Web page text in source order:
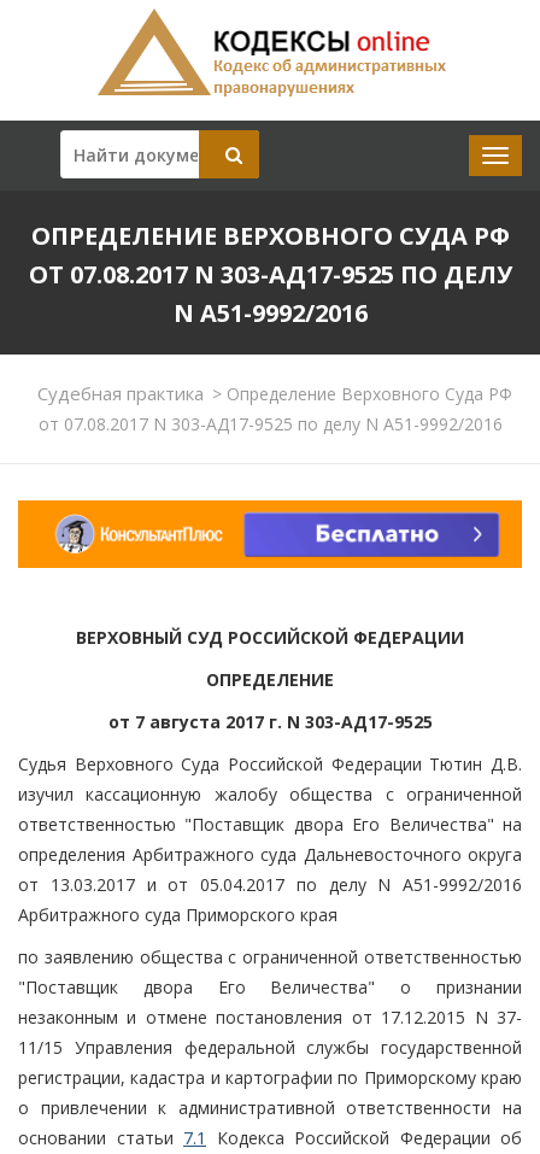
ОПРЕДЕЛЕНИЕ ВЕРХОВНОГО СУДА РФ
ОТ 07.08.2017 N 303-АД17-9525 ПО ДЕЛУ
N А51-9992/2016
Судебная практика >Определение Верховного Суда РФ
от 07.08.2017 N 303-АД17-9525 по делу N А51-9992/2016
ВЕРХОВНЫЙ СУД РОССИЙСКОЙ ФЕДЕРАЦИИ
ОПРЕДЕЛЕНИЕ
от 7 августа 2017 г. N 303-АД17-9525
Судья Верховного Суда Российской Федерации Тютин Д.В.
изучил кассационную жалобу общества с ограниченной
ответственностью "Поставщик двора Его Величества" на
определения Арбитражного суда Дальневосточного округа
от 13.03.2017 и от 05.04.2017 по делу N А51-9992/2016
Арбитражного суда Приморского края
по заявлению общества с ограниченной ответственностью
"Поставщик двора Его Величества" о признании
незаконным и отмене постановления от 17.12.2015 N 37-
11/15 Управления федеральной службы государственной
регистрации, кадастра и картографии по Приморскому краю
о привлечении к административной ответственности на
основании статьи 7.1
Кодекса Российской Федерации об